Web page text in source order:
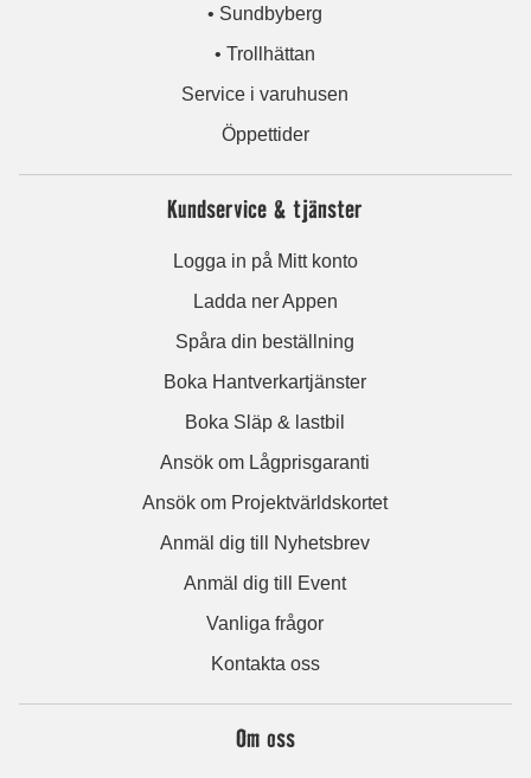
• Sundbyberg
• Trollhättan
Service i varuhusen
Öppettider
Kundservice & tjänster
Logga in på Mitt konto
Ladda ner Appen
Spåra din beställning
Boka Hantverkartjänster
Boka Släp & lastbil
Ansök om Lågprisgaranti
Ansök om Projektvärldskortet
Anmäl dig till Nyhetsbrev
Anmäl dig till Event
Vanliga frågor
Kontakta oss
Om oss